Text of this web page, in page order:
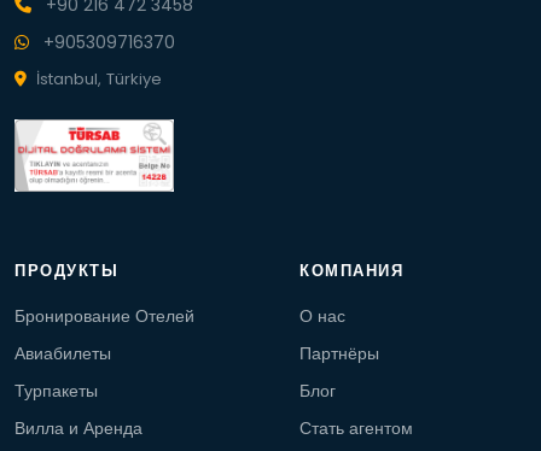
+90 216 472 3458
+905309716370
İstanbul, Türkiye
ПРОДУКТЫ
Бронирование Отелей
Авиабилеты
Турпакеты
Вилла и Аренда
КОМПАНИЯ
О нас
Партнёры
Блог
Стать агентом